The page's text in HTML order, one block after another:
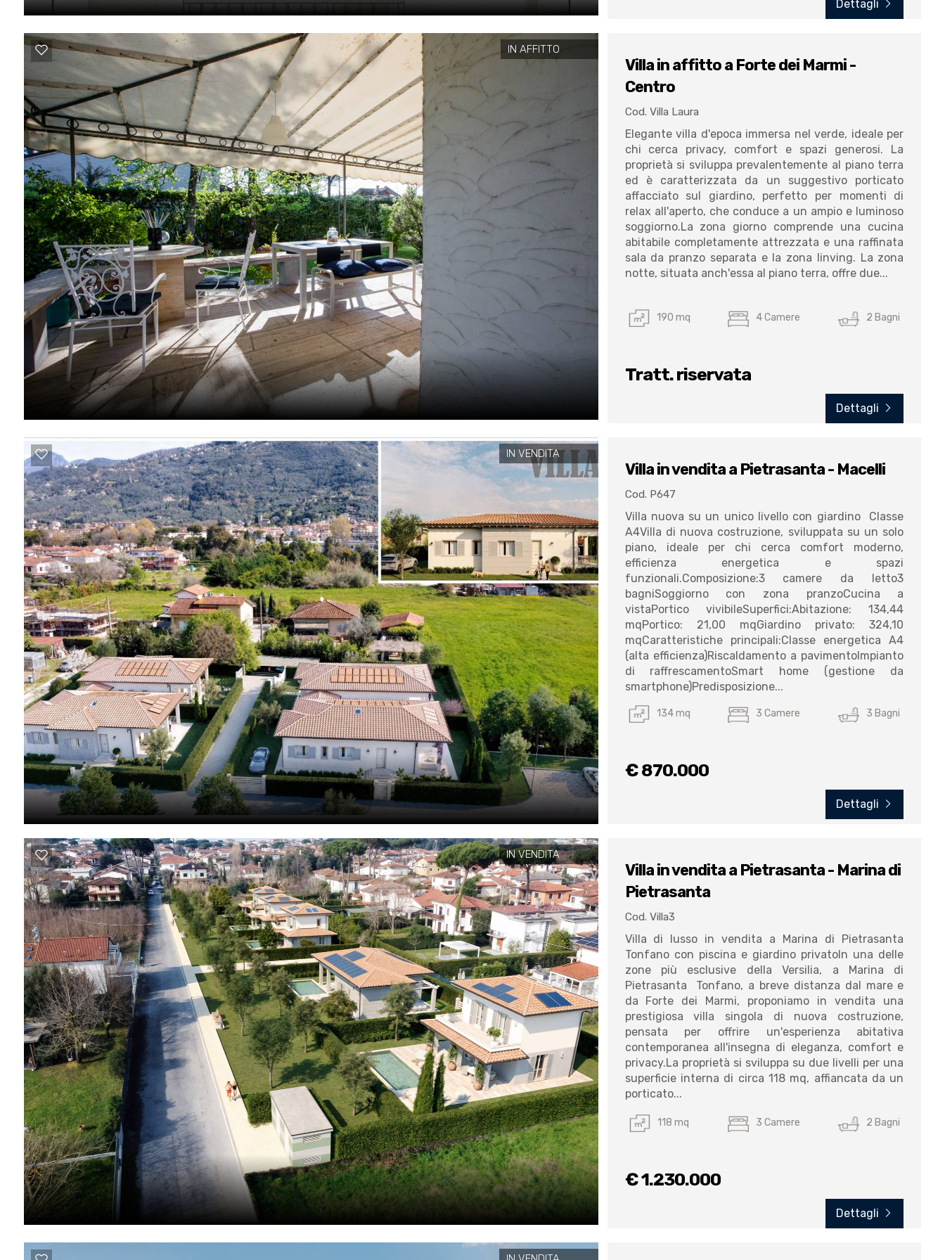
Dettagli
IN AFFITTO
Villa in affitto a Forte dei Marmi -
Centro
Cod. Villa Laura
Elegante villa d'epoca immersa nel verde, ideale per
chi cerca privacy, comfort e spazi generosi. La
proprietà si sviluppa prevalentemente al piano terra
ed è caratterizzata da un suggestivo porticato
affacciato sul giardino, perfetto per momenti di
relax all'aperto, che conduce a un ampio e luminoso
soggiorno.La zona giorno comprende una cucina
abitabile completamente attrezzata e una raffinata
sala da pranzo separata e la zona linving. La zona
notte, situata anch'essa al piano terra, offre due...
190 mq 4 Camere 2 Bagni
Tratt. riservata
Dettagli
IN VENDITA
Villa in vendita a Pietrasanta - Macelli
Cod. P647
Villa nuova su un unico livello con giardino  Classe
A4Villa di nuova costruzione, sviluppata su un solo
piano, ideale per chi cerca comfort moderno,
efficienza energetica e spazi
funzionali.Composizione:3 camere da letto3
bagniSoggiorno con zona pranzoCucina a
vistaPortico vivibileSuperfici:Abitazione: 134,44
mqPortico: 21,00 mqGiardino privato: 324,10
mqCaratteristiche principali:Classe energetica A4
(alta efficienza)Riscaldamento a pavimentoImpianto
di raffrescamentoSmart home (gestione da
smartphone)Predisposizione...
134 mq 3 Camere 3 Bagni
€ 870.000
Dettagli
IN VENDITA
Villa in vendita a Pietrasanta - Marina di
Pietrasanta
Cod. Villa3
Villa di lusso in vendita a Marina di Pietrasanta
Tonfano con piscina e giardino privatoIn una delle
zone più esclusive della Versilia, a Marina di
Pietrasanta  Tonfano, a breve distanza dal mare e
da Forte dei Marmi, proponiamo in vendita una
prestigiosa villa singola di nuova costruzione,
pensata per offrire un'esperienza abitativa
contemporanea all'insegna di eleganza, comfort e
privacy.La proprietà si sviluppa su due livelli per una
superficie interna di circa 118 mq, affiancata da un
porticato...
118 mq 3 Camere 2 Bagni
€ 1.230.000
Dettagli